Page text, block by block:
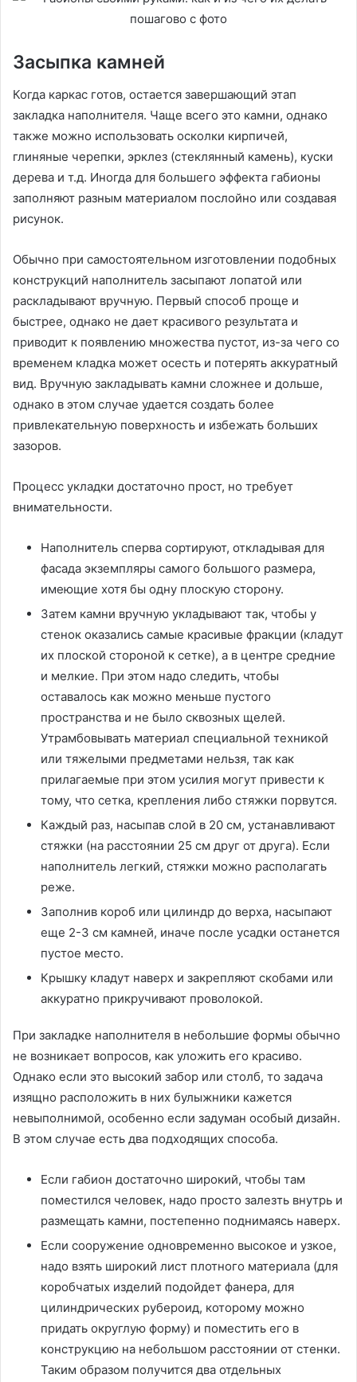
Засыпка камней
Когда каркас готов, остается завершающий этап
закладка наполнителя. Чаще всего это камни, однако
также можно использовать осколки кирпичей,
глиняные черепки, эрклез (стеклянный камень), куски
дерева и т.д. Иногда для большего эффекта габионы
заполняют разным материалом послойно или создавая
рисунок.
Обычно при самостоятельном изготовлении подобных
конструкций наполнитель засыпают лопатой или
раскладывают вручную. Первый способ проще и
быстрее, однако не дает красивого результата и
приводит к появлению множества пустот, из-за чего со
временем кладка может осесть и потерять аккуратный
вид. Вручную закладывать камни сложнее и дольше,
однако в этом случае удается создать более
привлекательную поверхность и избежать больших
зазоров.
Процесс укладки достаточно прост, но требует
внимательности.
Наполнитель сперва сортируют, откладывая для
фасада экземпляры самого большого размера,
имеющие хотя бы одну плоскую сторону.
Затем камни вручную укладывают так, чтобы у
стенок оказались самые красивые фракции (кладут
их плоской стороной к сетке), а в центре средние
и мелкие. При этом надо следить, чтобы
оставалось как можно меньше пустого
пространства и не было сквозных щелей.
Утрамбовывать материал специальной техникой
или тяжелыми предметами нельзя, так как
прилагаемые при этом усилия могут привести к
тому, что сетка, крепления либо стяжки порвутся.
Каждый раз, насыпав слой в 20 см, устанавливают
стяжки (на расстоянии 25 см друг от друга). Если
наполнитель легкий, стяжки можно располагать
реже.
Заполнив короб или цилиндр до верха, насыпают
еще 2-3 см камней, иначе после усадки останется
пустое место.
Крышку кладут наверх и закрепляют скобами или
аккуратно прикручивают проволокой.
При закладке наполнителя в небольшие формы обычно
не возникает вопросов, как уложить его красиво.
Однако если это высокий забор или столб, то задача
изящно расположить в них булыжники кажется
невыполнимой, особенно если задуман особый дизайн.
В этом случае есть два подходящих способа.
Если габион достаточно широкий, чтобы там
поместился человек, надо просто залезть внутрь и
размещать камни, постепенно поднимаясь наверх.
Если сооружение одновременно высокое и узкое,
надо взять широкий лист плотного материала (для
коробчатых изделий подойдет фанера, для
цилиндрических рубероид, которому можно
придать округлую форму) и поместить его в
конструкцию на небольшом расстоянии от стенки.
Таким образом получится два отдельных